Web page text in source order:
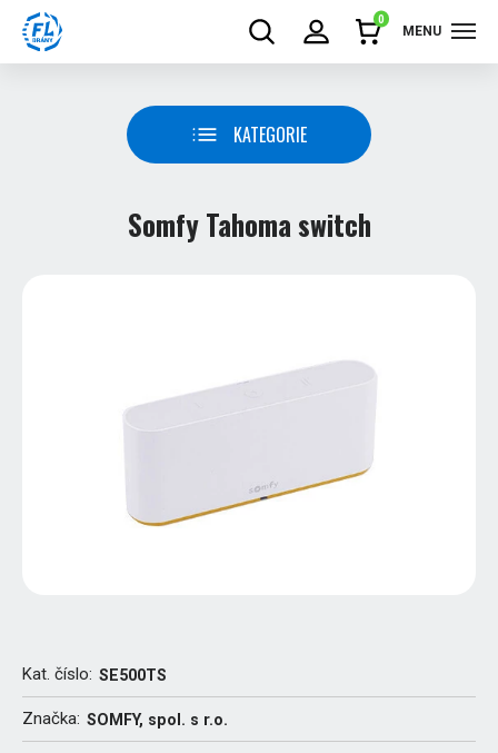
0
MENU
KATEGORIE
Somfy Tahoma switch
Kat. číslo: SE500TS
Značka: SOMFY, spol. s r.o.